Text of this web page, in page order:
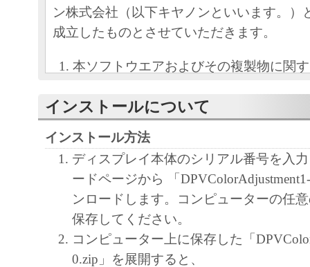
ン株式会社（以下キヤノンといいます。）
成立したものとさせていただきます。
本ソフトウエアおよびその複製物に関
します。
といいます。）に対し、本ソフトウエ
ノン製品を利用する目的で本ソフトウ
独占的権利を許諾します。
ユーザーは、本ソフトウエアの全部ま
改変、リバース・エンジニアリング、
は逆アセンブル等することはできませ
インストールについて
インストール方法
ディスプレイ本体のシリアル番号を入
ードページから 「
ンロードします。コンピューターの任
保存してください。
コンピューター上に保存した「
0.zip」を展開すると、